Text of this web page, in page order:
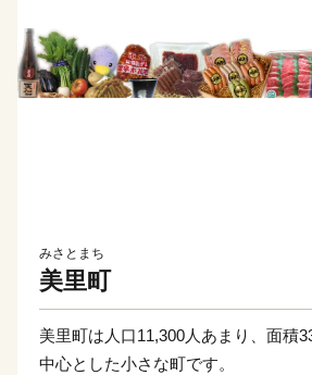
みさとまち
美里町
美里町は人口11,300人あまり、面積
中心とした小さな町です。